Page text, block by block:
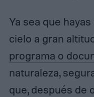
Ya sea que
cielo a gran
programa o
naturaleza,
que, después de